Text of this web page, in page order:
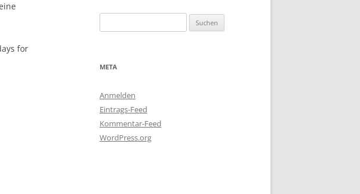
for
nach:
META
Anmelden
Eintrags-Feed
Kommentar-Feed
WordPress.org